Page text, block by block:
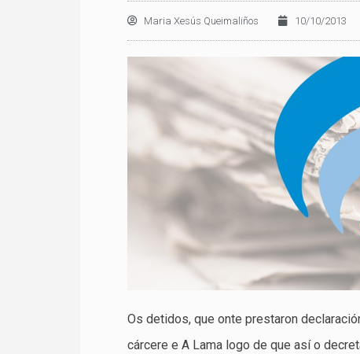
Maria Xesús Queimaliños 10/10/2013
Os detidos, que onte prestaron
cárcere e A Lama logo de que así o